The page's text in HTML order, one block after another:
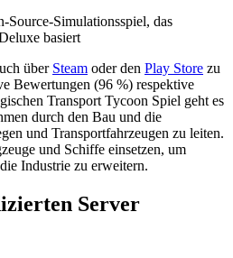
Source-Simulationsspiel, das
basiert
über Steam oder den Play Store zu
Bewertungen (96 %) respektive
Transport Tycoon Spiel geht es
durch den Bau und die
und Transportfahrzeugen zu leiten.
und Schiffe einsetzen, um
Industrie zu erweitern.
Server